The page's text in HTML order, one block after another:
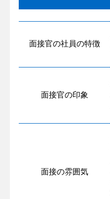
面接官の社員の特徴
面接官の印象
面接の雰囲気